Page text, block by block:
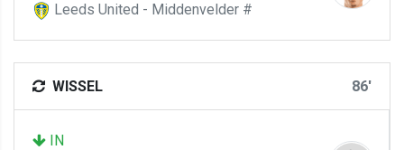
Leeds United - Middenvelder #
WISSEL 86'
IN